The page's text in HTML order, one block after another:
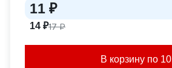
11 ₽
14 ₽17 ₽
В корзину по 10